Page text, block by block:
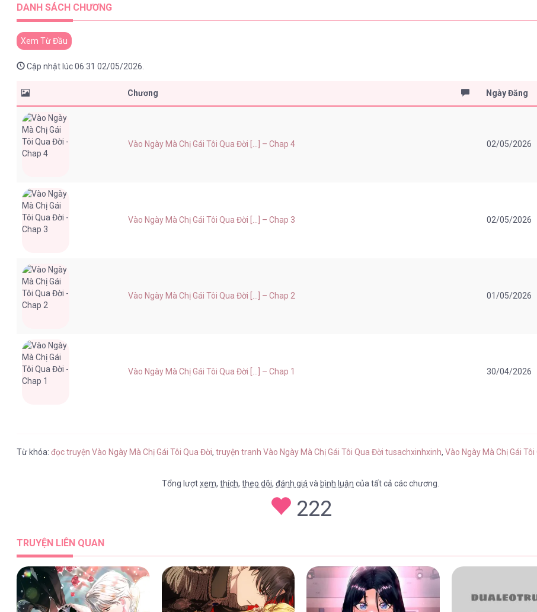
DANH SÁCH CHƯƠNG
Xem Từ Đầu
Cập nhật lúc 06:31 02/05/2026.
Chương Ngày Đăng
Vào Ngày Mà Chị Gái Tôi Qua Đời [...] – Chap 4 02/05/2026
Vào Ngày Mà Chị Gái Tôi Qua Đời [...] – Chap 3 02/05/2026
Vào Ngày Mà Chị Gái Tôi Qua Đời [...] – Chap 2 01/05/2026
Vào Ngày Mà Chị Gái Tôi Qua Đời [...] – Chap 1 30/04/2026
Từ khóa:đọc truyện Vào Ngày Mà Chị Gái Tôi Qua Đời,truyện tranh Vào Ngày Mà Chị Gái Tôi Qua Đời tusachxinhxinh,Vào Ngày Mà Chị Gái Tôi
Tổng lượtxem,thích,theo dõi,đánh giá vàbình luận của tất cả các chương.
222
TRUYỆN LIÊN QUAN